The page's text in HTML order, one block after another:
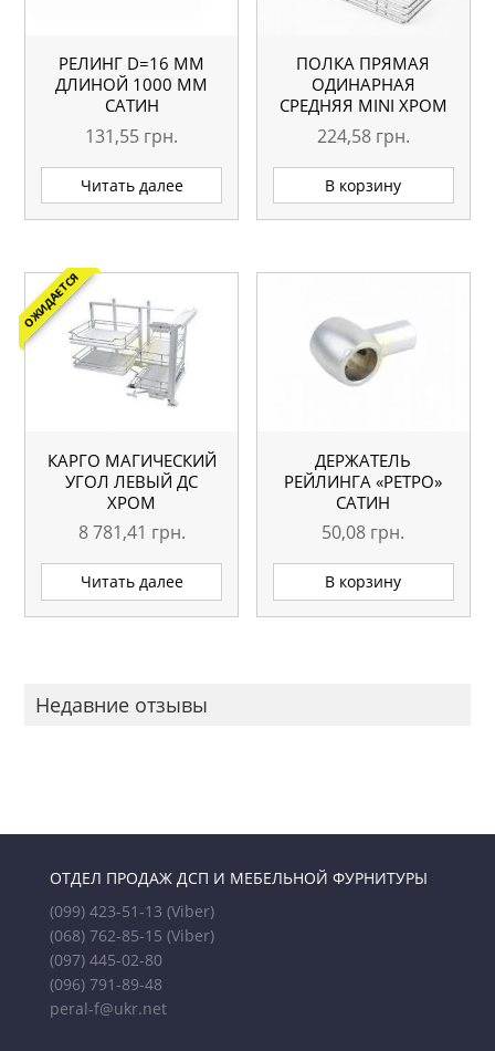
РЕЛИНГ D=16 ММ
ДЛИНОЙ 1000 ММ
САТИН
131,55 грн.
Читать далее
ПОЛКА ПРЯМАЯ
ОДИНАРНАЯ
СРЕДНЯЯ MINI ХРОМ
224,58 грн.
В корзину
ОЖИДАЕТСЯ
КАРГО МАГИЧЕСКИЙ
УГОЛ ЛЕВЫЙ ДС
ХРОМ
8 781,41 грн.
Читать далее
ДЕРЖАТЕЛЬ
РЕЙЛИНГА «РЕТРО»
САТИН
50,08 грн.
В корзину
Недавние отзывы
ОТДЕЛ ПРОДАЖ ДСП И МЕБЕЛЬНОЙ ФУРНИТУРЫ
(099) 423-51-13 (Viber)
(068) 762-85-15 (Viber)
(097) 445-02-80
(096) 791-89-48
peral-f@ukr.net